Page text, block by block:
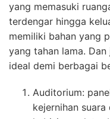
yang memasuki
terdengar hingga
memiliki bahan yang
yang tahan lama.
ideal demi berbagai
Auditorium:
kejernihan